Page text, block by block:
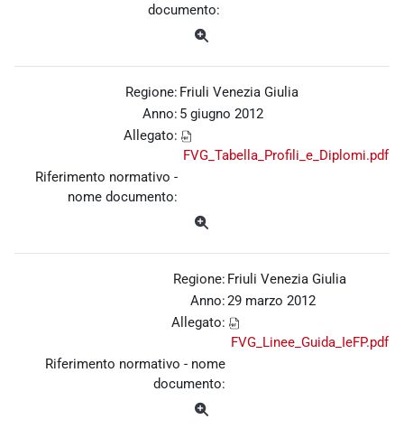
documento:
Regione: Friuli Venezia Giulia
Anno: 5 giugno 2012
Allegato:
FVG_Tabella_Profili_e_Diplomi.pdf
Riferimento normativo -
nome documento:
Regione: Friuli Venezia Giulia
Anno:29 marzo 2012
Allegato:
FVG_Linee_Guida_IeFP.pdf
Riferimento normativo - nome
documento: